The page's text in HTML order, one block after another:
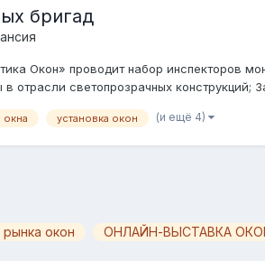
бригад
Окон» проводит набор инспекторов
отрасли светопрозрачных конструкций;
окна установка окон (и ещё 4)
окон ОНЛАЙН-ВЫСТАВКА